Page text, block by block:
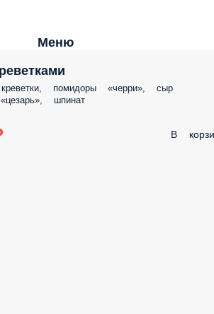
Меню
помидоры «черри», сыр
шпинат
В